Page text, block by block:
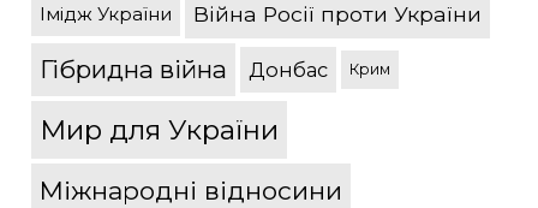
Імідж України Війна Росії проти України
Гібридна війна Донбас Крим
Мир для України
Міжнародні відносини